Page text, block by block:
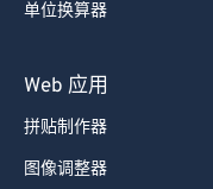
单位换算器
Web 应用
拼贴制作器
图像调整器